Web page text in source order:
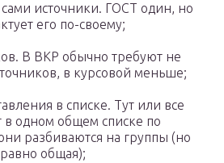
источники. ГОСТ один, но
его по-своему;
В ВКР обычно требуют не
в курсовой меньше;
в списке. Тут или все
в одном общем списке по
разбиваются на группы (но
общая);